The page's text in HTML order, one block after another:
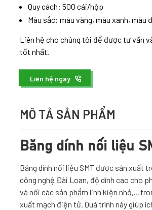
Quy cách: 500 cái/hộp
Màu sắc: màu vàng, màu xanh, màu
Liên hệ cho chúng tôi để được tư vấn
tốt nhất.
Liên hệ ngay
MÔ TẢ SẢN PHẨM
Băng dính nối liệu
Băng dính nối liệu SMT được sản xuất
công nghệ Đài Loan, độ dính cao cho
và nối các sản phẩm linh kiện
xuất mạch điện tử. Quá trình này giúp